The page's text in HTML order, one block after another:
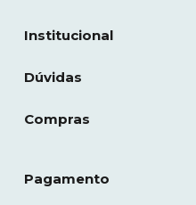
Institucional
Dúvidas
Compras
Pagamento